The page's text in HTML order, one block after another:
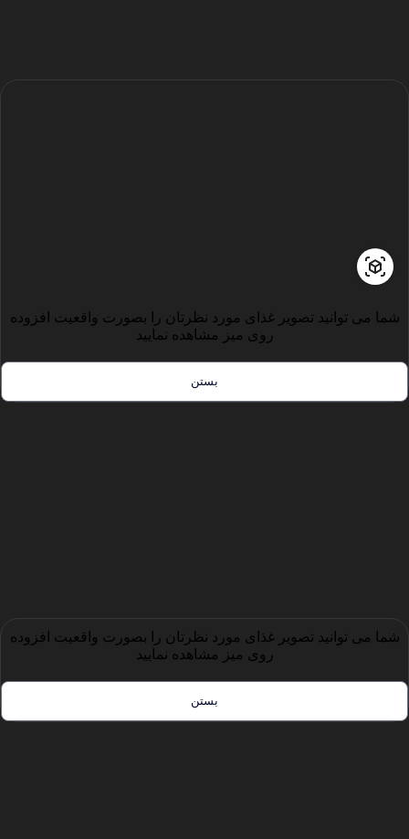
شما می توانید تصویر غذای مورد نظرتان را بصورت واقعیت افزوده
روی میز مشاهده نمایید
بستن
شما می توانید تصویر غذای مورد نظرتان را بصورت واقعیت افزوده
روی میز مشاهده نمایید
بستن